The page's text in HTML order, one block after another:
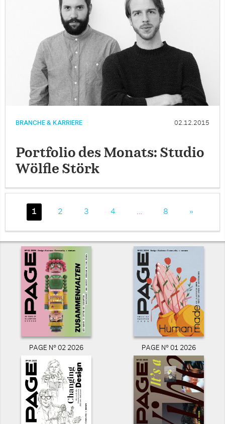
BRANCHE & KARRIERE 02.12.2015
Portfolio des Monats: Studio
Wölfle Störk
1 2 3 4 … 8 »
PAGE N° 02 2026 PAGE N° 01 2026